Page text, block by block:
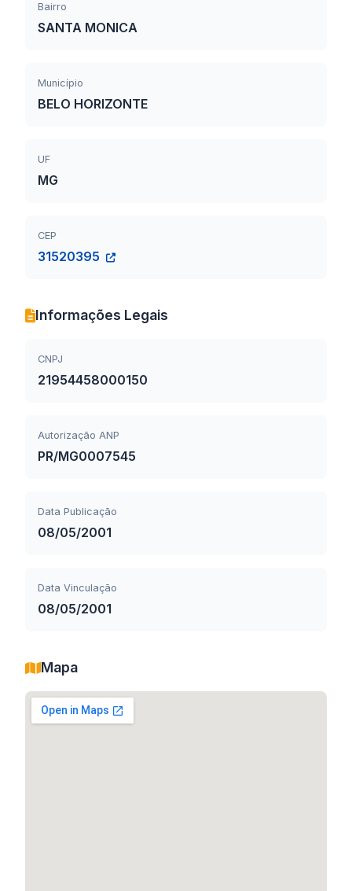
Bairro
SANTA MONICA
Município
BELO HORIZONTE
UF
MG
CEP
31520395
Informações Legais
CNPJ
21954458000150
Autorização ANP
PR/MG0007545
Data Publicação
08/05/2001
Data Vinculação
08/05/2001
Mapa